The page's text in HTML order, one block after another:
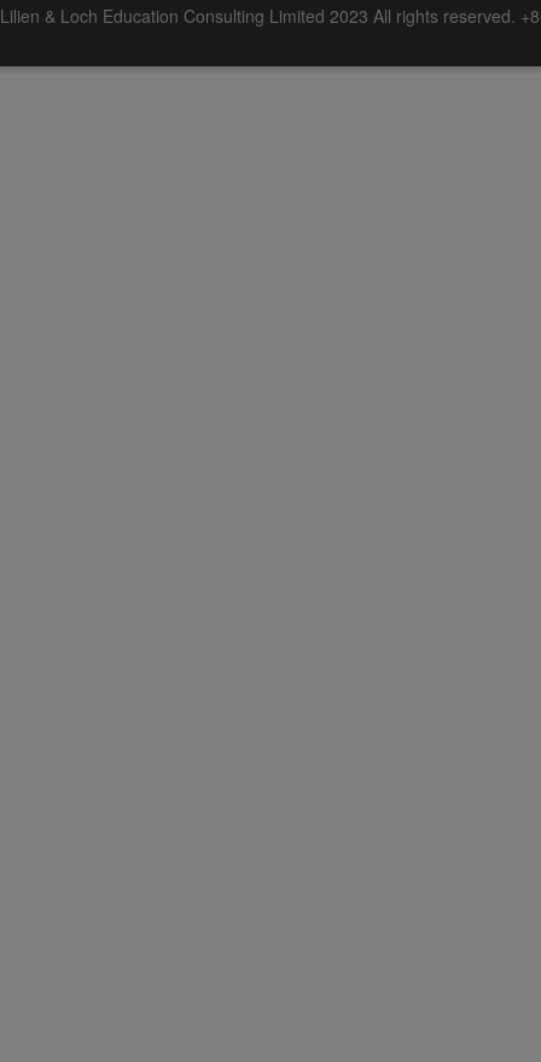
Lilien & Loch Education Consulting Limited 2023 All rights reserved.